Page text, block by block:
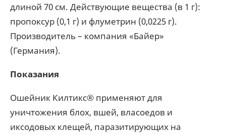
длиной 70 см. Действующие вещества (в 1 г):
пропоксур (0,1 г) и флуметрин (0,0225 г).
Производитель – компания «Байер»
(Германия).
Показания
Ошейник Килтикс® применяют для
уничтожения блох, вшей, власоедов и
иксодовых клещей, паразитирующих на